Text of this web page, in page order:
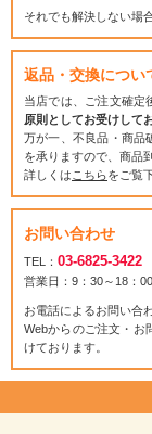
それでも解決しない場
返品・交換につい
当店では、ご注文確定
原則としてお受けして
万が一、不良品・商品
を承りますので、商品
詳しくは こちらをご覧
お問い合わせ
TEL： 03-6825-3422
営業日：9：30～18：
お電話によるお問い合
Webからのご注文・お
けております。